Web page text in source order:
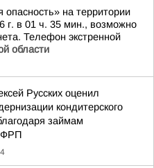
на территории
г. в 01 ч. 35 мин., возможно
Телефон экстренной
области
Русских оценил
кондитерского
займам
ФРП